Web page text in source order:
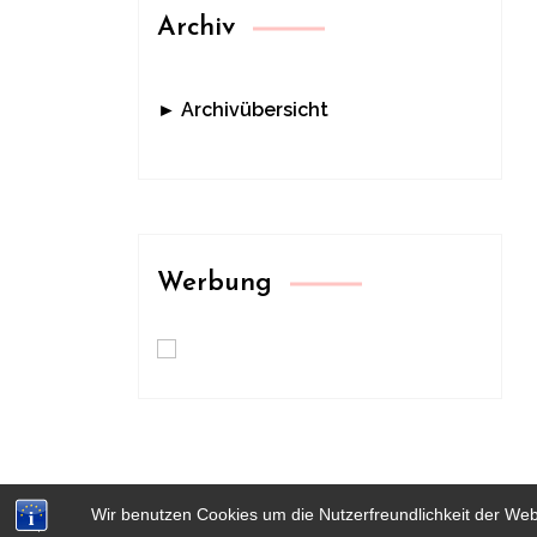
Wir benutzen Cookies um die Nutzerfreundlichkeit der
Archiv
► Archivübersicht
Werbung